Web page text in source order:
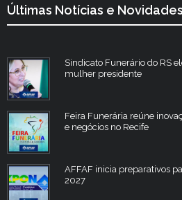
Últimas Notícias e Novidades
Sindicato Funerário do RS
mulher presidente
Feira Funerária reúne
e negócios no Recife
AFFAF inicia preparativos
2027